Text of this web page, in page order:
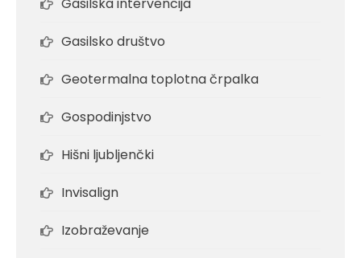
Gasilsko društvo
Geotermalna toplotna črpalka
Gospodinjstvo
Hišni ljubljenčki
Invisalign
Izobraževanje